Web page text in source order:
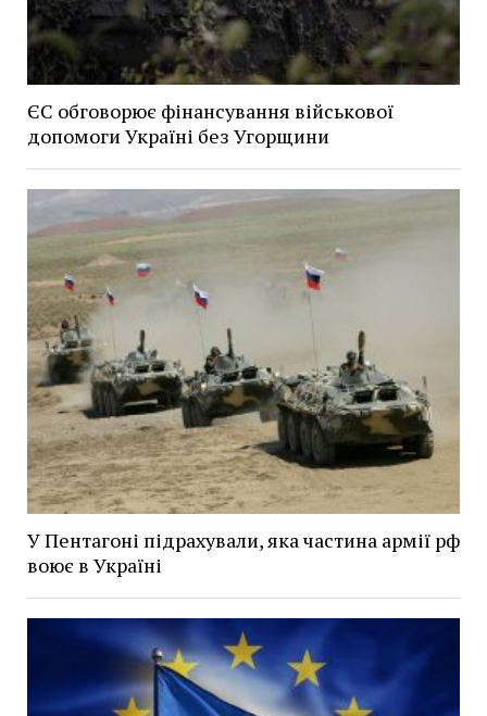
ЄС обговорює фінансування військової
допомоги Україні без Угорщини
У Пентагоні підрахували, яка частина армії рф
воює в Україні